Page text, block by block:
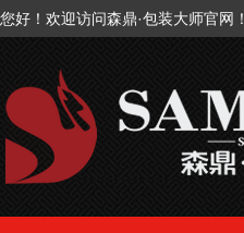
您好！欢迎访问森鼎·包装大师官网！